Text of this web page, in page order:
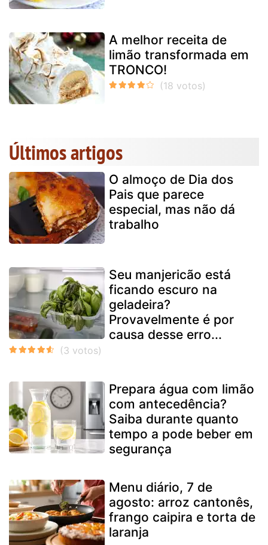
A melhor receita de
limão transformada em
TRONCO!
Últimos artigos
O almoço de Dia dos
Pais que parece
especial, mas não dá
trabalho
Seu manjericão está
ficando escuro na
geladeira?
Provavelmente é por
causa desse erro...
Prepara água com limão
com antecedência?
Saiba durante quanto
tempo a pode beber em
segurança
Menu diário, 7 de
agosto: arroz cantonês,
frango caipira e torta de
laranja